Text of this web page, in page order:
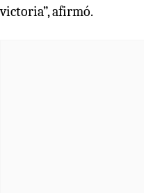
victoria”, afirmó.